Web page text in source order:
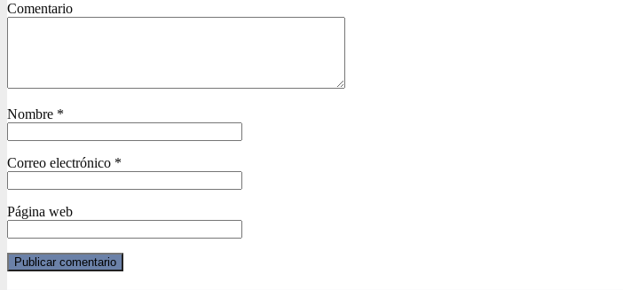
Comentario
Nombre *
Correo electrónico *
Página web